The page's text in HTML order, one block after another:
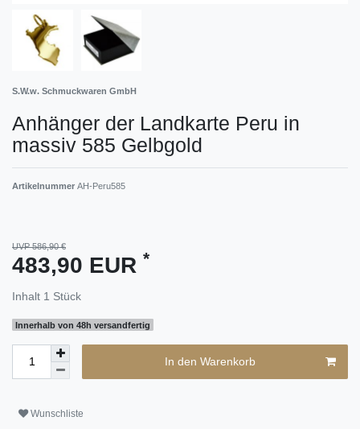
S.W.w. Schmuckwaren GmbH
Anhänger der Landkarte Peru in
massiv 585 Gelbgold
Artikelnummer AH-Peru585
UVP 586,90 €
483,90 EUR *
Inhalt 1 Stück
Innerhalb von 48h versandfertig
In den Warenkorb
Wunschliste